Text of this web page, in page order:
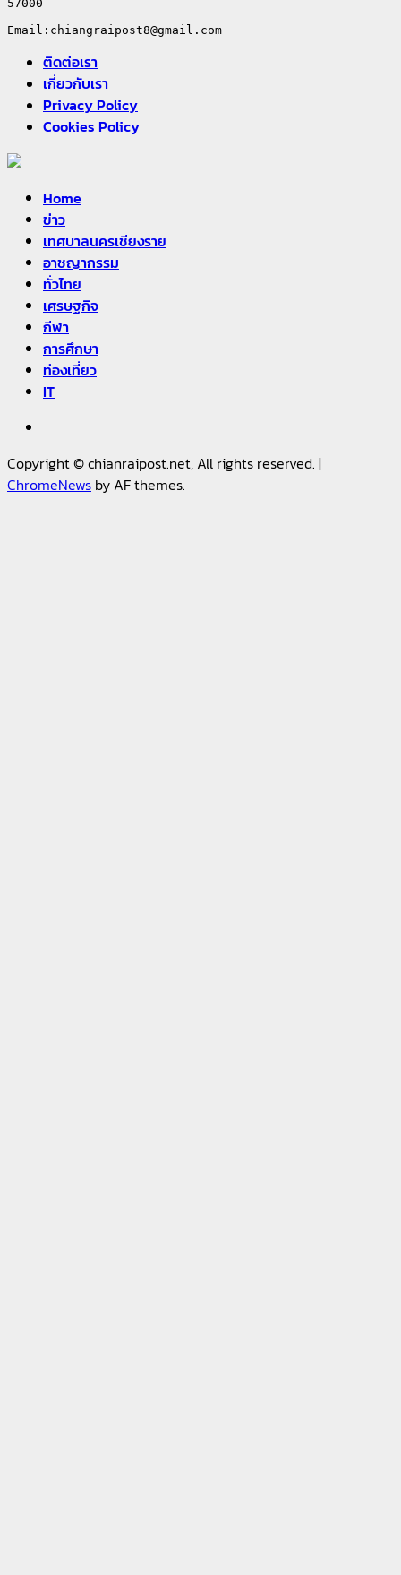
57000
ติดต่อเรา
เกี่ยวกับเรา
Privacy Policy
Cookies Policy
Home
ข่าว
เทศบาลนครเชียงราย
อาชญากรรม
ทั่วไทย
เศรษฐกิจ
กีฬา
การศึกษา
ท่องเที่ยว
IT
Copyright © chianraipost.net, All rights reserved. |
ChromeNews by AF themes.